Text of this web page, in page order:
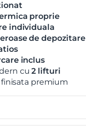
proprie
individuala
de depozitare
inclus
cu2 lifturi
finisata premium